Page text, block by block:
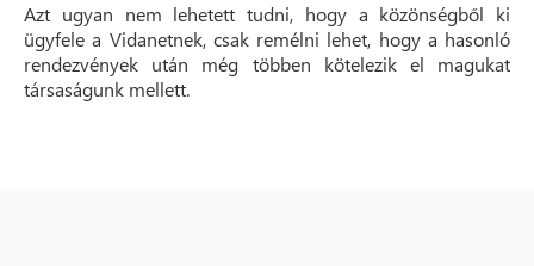
Azt ugyan nem lehetett tudni, hogy a közönségből ki
ügyfele a Vidanetnek, csak remélni lehet, hogy a hasonló
rendezvények után még többen kötelezik el magukat
társaságunk mellett.